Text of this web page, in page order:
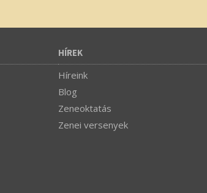
HÍREK
Híreink
Blog
Zeneoktatás
Zenei versenyek